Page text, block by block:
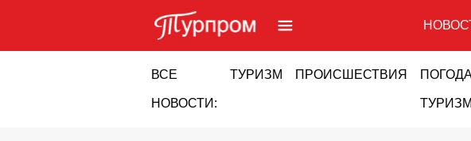
ВСЕ
НОВОСТИ:
ТУРИЗМ ПРОИСШЕСТВИЯ
ТУРИЗМ